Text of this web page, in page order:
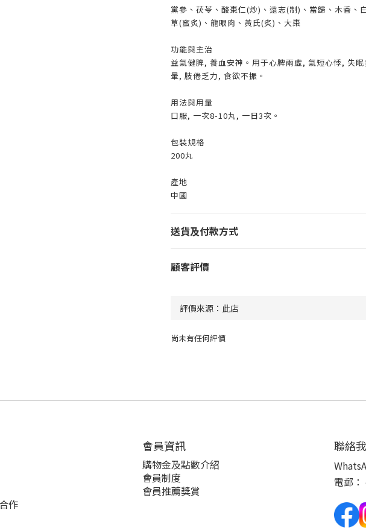
黨參、茯苓、酸棗仁(炒)、遠志(制)、當歸、木香、
草(蜜炙)、龍眼肉、黃氏(炙)、大棗
功能與主治​​
益氣健脾, 養血安神。用于心脾兩虛, 氣短心悸, 失
暈, 肢倦乏力, 食欲不振。
用法與用量
口服, 一次8-10丸, 一日3次。
包裝規格
200丸
產地
中國
送貨及付款方式
顧客評價
尚未有任何評價
作
會員資訊
購物金及點數介紹
會員制度
會員推薦獎賞
聯絡
電郵：